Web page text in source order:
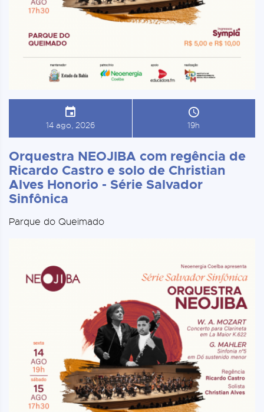
14 ago, 2026 19h
Orquestra NEOJIBA com regência de
Ricardo Castro e solo de Christian
Alves Honorio - Série Salvador
Sinfônica
Parque do Queimado